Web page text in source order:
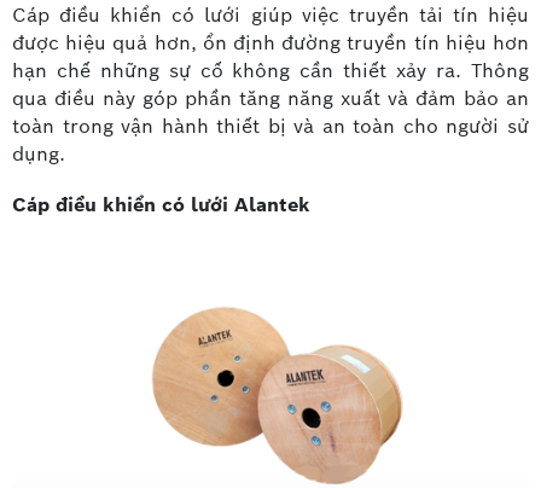
Cáp điều khiển có lưới giúp việc truyền tải tín hiệu
được hiệu quả hơn, ổn định đường truyền tín hiệu hơn
hạn chế những sự cố không cần thiết xảy ra. Thông
qua điều này góp phần tăng năng xuất và đảm bảo an
toàn trong vận hành thiết bị và an toàn cho người sử
dụng.
Cáp điều khiển có lưới Alantek